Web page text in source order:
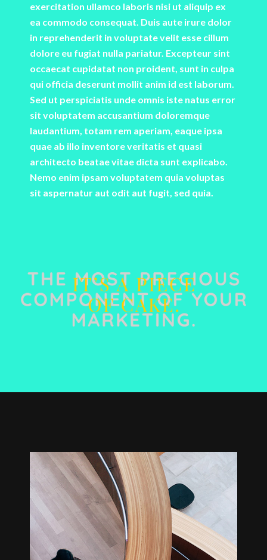
exercitation ullamco laboris nisi ut aliquip ex
ea commodo consequat. Duis aute irure dolor
in reprehenderit in voluptate velit esse cillum
dolore eu fugiat nulla pariatur. Excepteur sint
occaecat cupidatat non proident, sunt in culpa
qui officia deserunt mollit anim id est laborum.
Sed ut perspiciatis unde omnis iste natus error
sit voluptatem accusantium doloremque
laudantium, totam rem aperiam, eaque ipsa
quae ab illo inventore veritatis et quasi
architecto beatae vitae dicta sunt explicabo.
Nemo enim ipsam voluptatem quia voluptas
sit aspernatur aut odit aut fugit, sed quia.